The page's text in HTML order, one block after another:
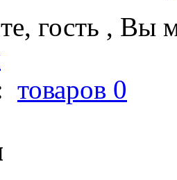
гость , Вы
товаров 0